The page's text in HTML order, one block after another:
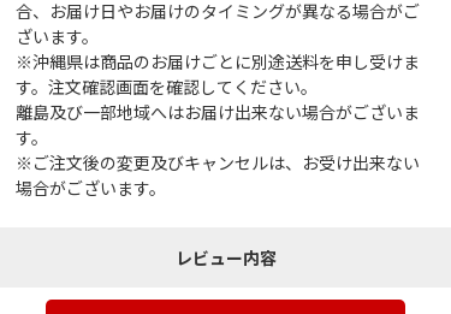
合、お届け日やお届けのタイミングが異なる場合がご
ざいます。
※沖縄県は商品のお届けごとに別途送料を申し受けま
す。注文確認画面を確認してください。
離島及び一部地域へはお届け出来ない場合がございま
す。
※ご注文後の変更及びキャンセルは、お受け出来ない
場合がございます。
レビュー内容